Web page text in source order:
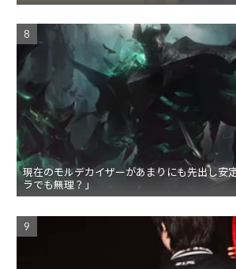
現在のモルデカイザーがあまりにも先出し安
ラでも無理？」